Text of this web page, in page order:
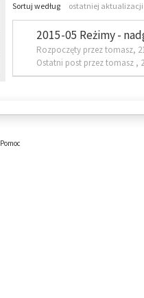
Sortuj według ostatniej aktualizacji
2015-05 Reżimy -
Rozpoczęty przez tomasz,
Ostatni post przez tomasz ,
Pomoc